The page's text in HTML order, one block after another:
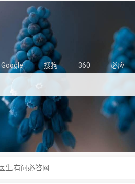
Google 搜狗 360 必应
生,有问必答网